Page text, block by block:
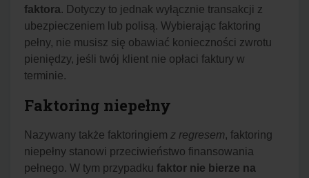
faktora. Dotyczy to jednak wyłącznie transakcji z
ubezpieczeniem lub polisą. Wybierając faktoring
pełny, nie musisz się obawiać konieczności zwrotu
pieniędzy, jeśli twój klient nie opłaci faktury w
terminie.
Faktoring niepełny
Nazywany także faktoringiem z regresem, faktoring
niepełny stanowi przeciwieństwo finansowania
pełnego. W tym przypadku faktor nie bierze na